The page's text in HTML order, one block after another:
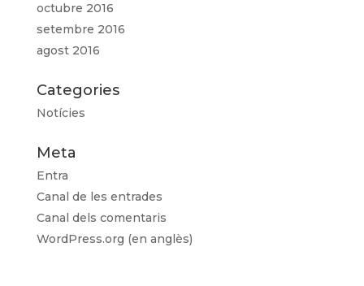
octubre 2016
setembre 2016
agost 2016
Categories
Notícies
Meta
Entra
Canal de les entrades
Canal dels comentaris
WordPress.org (en anglès)